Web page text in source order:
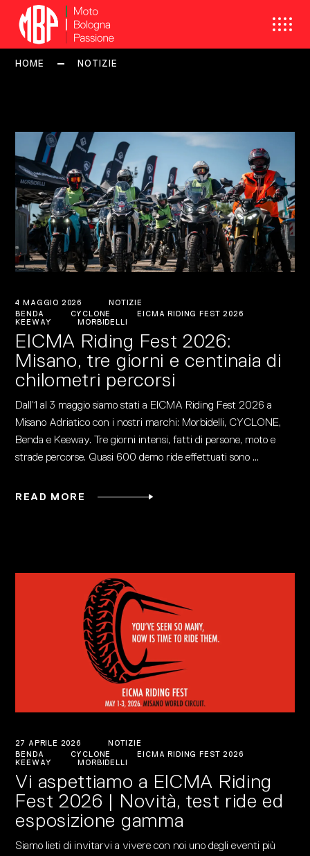
HOME NOTIZIE
4 MAGGIO 2026
NOTIZIE
BENDA
CYCLONE
EICMA RIDING FEST 2026
KEEWAY
MORBIDELLI
EICMA Riding Fest 2026:
Misano, tre giorni e centinaia di
chilometri percorsi
Dall’1 al 3 maggio siamo stati a EICMA Riding Fest 2026 a
Misano Adriatico con i nostri marchi: Morbidelli, CYCLONE,
Benda e Keeway. Tre giorni intensi, fatti di persone, moto e
strade percorse. Quasi 600 demo ride effettuati sono
READ MORE
27 APRILE 2026
NOTIZIE
BENDA
CYCLONE
EICMA RIDING FEST 2026
KEEWAY
MORBIDELLI
Vi aspettiamo a EICMA Riding
Fest 2026 | Novità, test ride ed
esposizione gamma
Siamo lieti di invitarvi a vivere con noi uno degli eventi più